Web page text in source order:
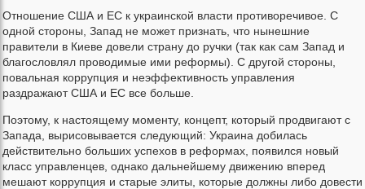
Отношение США и ЕС к украинской власти противоречивое. С
одной стороны, Запад не может признать, что нынешние
правители в Киеве довели страну до ручки (так как сам Запад и
благословлял проводимые ими реформы). С другой стороны,
повальная коррупция и неэффективность управления
раздражают США и ЕС все больше.
Поэтому, к настоящему моменту, концепт, который продвигают с
Запада, вырисовывается следующий: Украина добилась
действительно больших успехов в реформах, появился новый
класс управленцев, однако дальнейшему движению вперед
мешают коррупция и старые элиты, которые должны либо довести